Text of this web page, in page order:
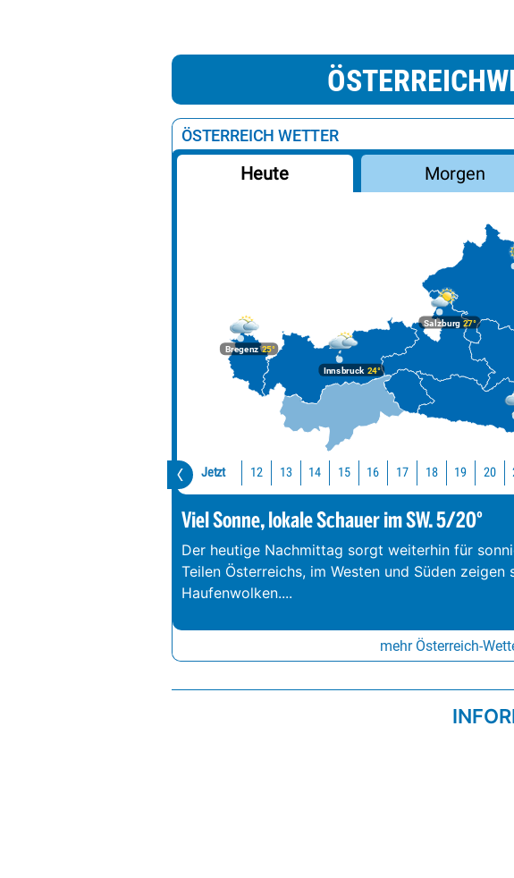
ÖSTERREICH WETTER
Heute Morgen
Bregenz25°
Innsbruck24°
Salzburg27°
Jetzt 12 13 14 15 16 17 18 19 20
Viel Sonne, lokale Schauer im SW. 5/20°
Der heutige Nachmittag sorgt weiterhin für
Teilen Österreichs, im Westen und Süden
Haufenwolken....
mehr Österreich-